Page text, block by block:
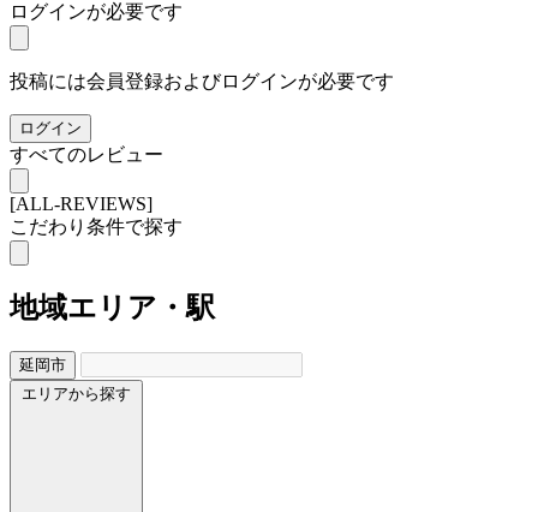
ログインが必要です
投稿には会員登録およびログインが必要です
ログイン
すべてのレビュー
[ALL-REVIEWS]
こだわり条件で探す
地域エリア・駅
延岡市
エリアから探す